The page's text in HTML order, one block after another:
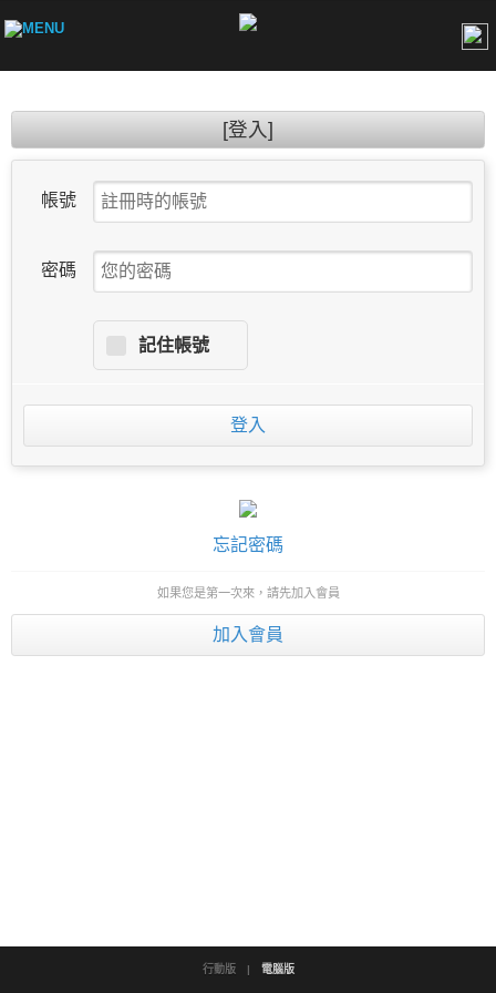
[登入]
帳號
密碼
記住帳號
登入
忘記密碼
如果您是第一次來，請先加入會員
加入會員
行動版 電腦版